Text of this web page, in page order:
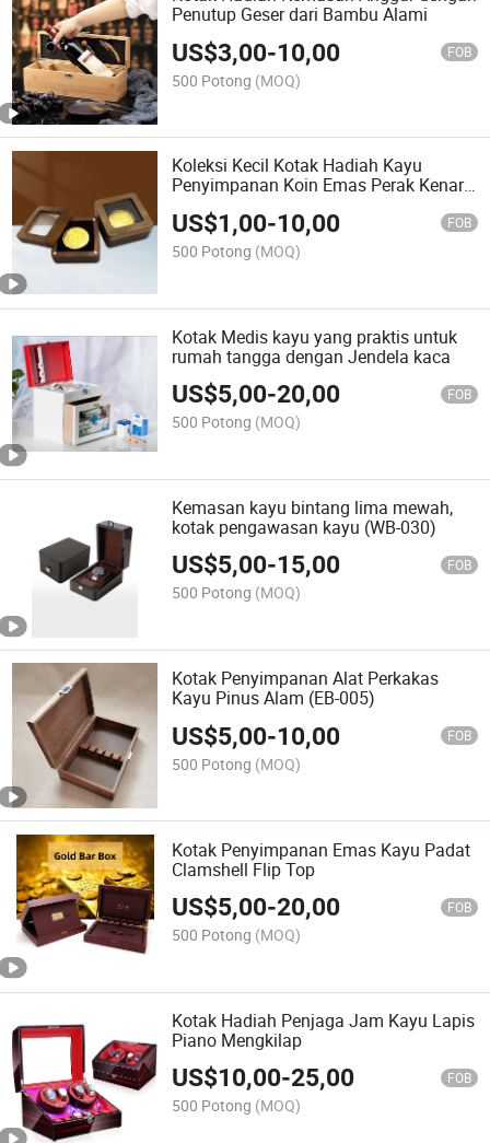
Penutup Geser dari Bambu Alami
US$3,00-10,00 FOB
500 Potong (MOQ)
Koleksi Kecil Kotak Hadiah Kayu
Penyimpanan Koin Emas Perak Kenari
Hitam
US$1,00-10,00 FOB
500 Potong (MOQ)
Kotak Medis kayu yang praktis untuk
rumah tangga dengan Jendela kaca
US$5,00-20,00 FOB
500 Potong (MOQ)
Kemasan kayu bintang lima mewah,
kotak pengawasan kayu (WB-030)
US$5,00-15,00 FOB
500 Potong (MOQ)
Kotak Penyimpanan Alat Perkakas
Kayu Pinus Alam (EB-005)
US$5,00-10,00 FOB
500 Potong (MOQ)
Kotak Penyimpanan Emas Kayu Padat
Clamshell Flip Top
US$5,00-20,00 FOB
500 Potong (MOQ)
Kotak Hadiah Penjaga Jam Kayu Lapis
Piano Mengkilap
US$10,00-25,00 FOB
500 Potong (MOQ)